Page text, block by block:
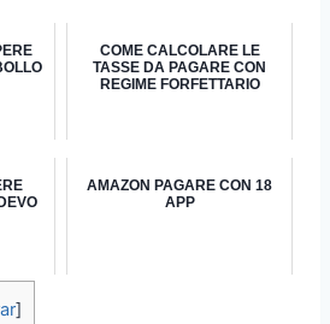
COME CALCOLARE LE
TASSE DA PAGARE CON
REGIME FORFETTARIO
AMAZON PAGARE CON 18
APP
]